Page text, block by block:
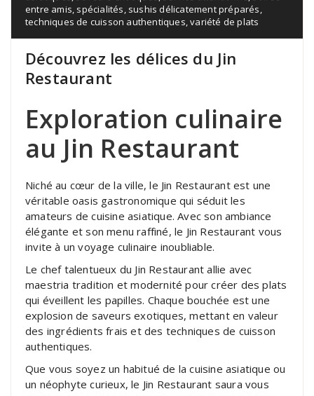
entre amis, spécialités, sushis délicatement préparés,
techniques de cuisson authentiques,variété de plats
Découvrez les délices du Jin
Restaurant
Exploration culinaire
au Jin Restaurant
Niché au cœur de la ville, le Jin Restaurant est une
véritable oasis gastronomique qui séduit les
amateurs de cuisine asiatique. Avec son ambiance
élégante et son menu raffiné, le Jin Restaurant vous
invite à un voyage culinaire inoubliable.
Le chef talentueux du Jin Restaurant allie avec
maestria tradition et modernité pour créer des plats
qui éveillent les papilles. Chaque bouchée est une
explosion de saveurs exotiques, mettant en valeur
des ingrédients frais et des techniques de cuisson
authentiques.
Que vous soyez un habitué de la cuisine asiatique ou
un néophyte curieux, le Jin Restaurant saura vous